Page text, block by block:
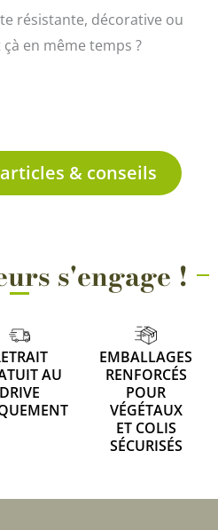
résistante, décorative ou
en même temps ?
& conseils
s'engage !
AU
DRIVE
EMBALLAGES
RENFORCÉS
POUR
VÉGÉTAUX
ET COLIS
SÉCURISÉS